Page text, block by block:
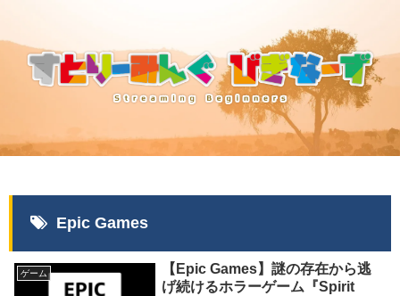
Epic Games
ゲーム
【Epic Games】謎の存在から逃
げ続けるホラーゲーム『Spirit